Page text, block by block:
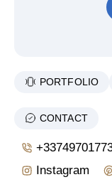
PORTFOLIO
CONTACT
Instagram